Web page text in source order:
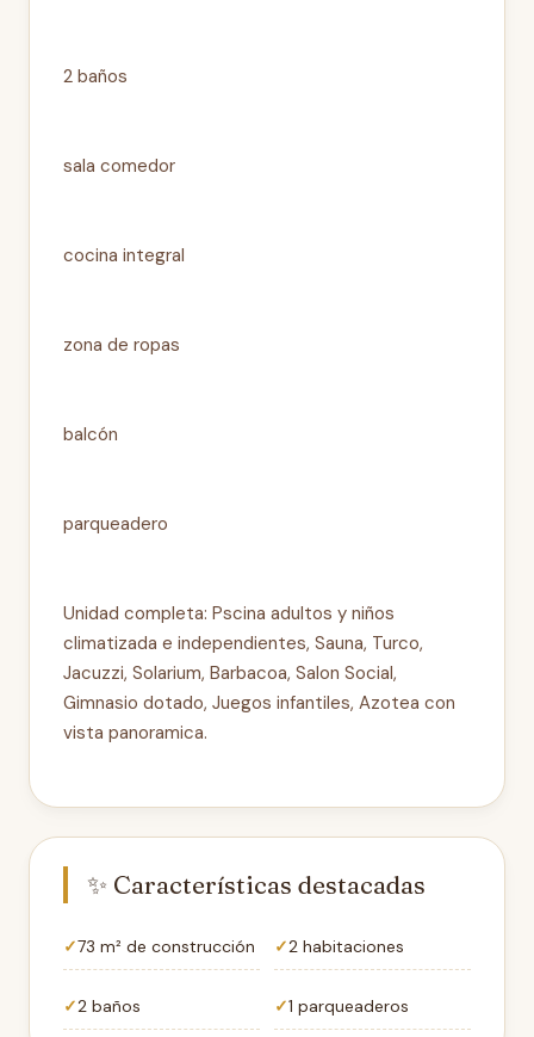
2 baños
sala comedor
cocina integral
zona de ropas
balcón
parqueadero
Unidad completa: Pscina adultos y niños
climatizada e independientes, Sauna, Turco,
Jacuzzi, Solarium, Barbacoa, Salon Social,
Gimnasio dotado, Juegos infantiles, Azotea con
vista panoramica.
✨ Características destacadas
73 m² de construcción 2 habitaciones
2 baños 1 parqueaderos